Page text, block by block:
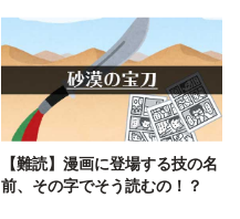
【難読】漫画に登場する技の名
前、その字でそう読むの！？